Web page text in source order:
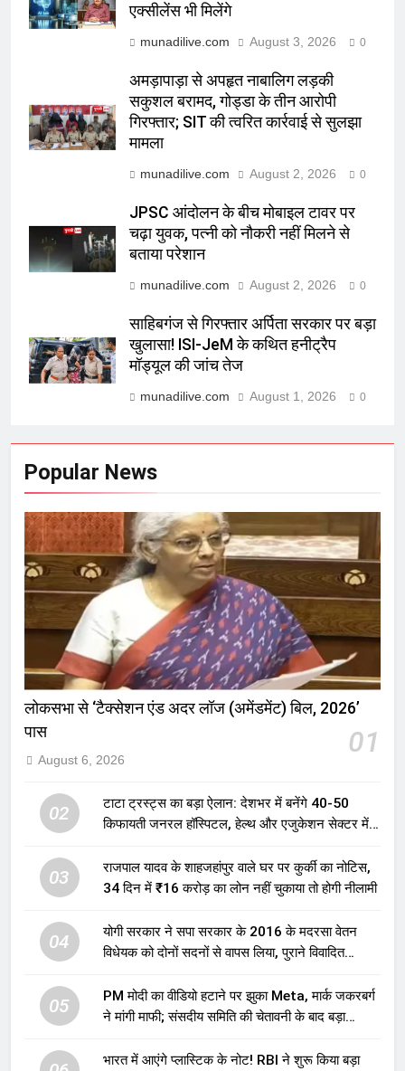
एक्सीलेंस भी मिलेंगे
munadilive.com August 3, 2026 0
अमड़ापाड़ा से अपहृत नाबालिग लड़की
सकुशल बरामद, गोड्डा के तीन आरोपी
गिरफ्तार; SIT की त्वरित कार्रवाई से सुलझा
मामला
munadilive.com August 2, 2026 0
JPSC आंदोलन के बीच मोबाइल टावर पर
चढ़ा युवक, पत्नी को नौकरी नहीं मिलने से
बताया परेशान
munadilive.com August 2, 2026 0
साहिबगंज से गिरफ्तार अर्पिता सरकार पर बड़ा
खुलासा! ISI-JeM के कथित हनीट्रैप
मॉड्यूल की जांच तेज
munadilive.com August 1, 2026 0
Popular News
लोकसभा से ‘टैक्सेशन एंड अदर लॉज (अमेंडमेंट) बिल, 2026’
पास
01
August 6, 2026
02
टाटा ट्रस्ट्स का बड़ा ऐलान: देशभर में बनेंगे 40-50
किफायती जनरल हॉस्पिटल, हेल्थ और एजुकेशन सेक्टर में
03
राजपाल यादव के शाहजहांपुर वाले घर पर कुर्की का नोटिस,
34 दिन में ₹16 करोड़ का लोन नहीं चुकाया तो होगी नीलामी
04
योगी सरकार ने सपा सरकार के 2016 के मदरसा वेतन
विधेयक को दोनों सदनों से वापस लिया, पुराने विवादित
05
PM मोदी का वीडियो हटाने पर झुका Meta, मार्क जकरबर्ग
ने मांगी माफी; संसदीय समिति की चेतावनी के बाद बड़ा
भारत में आएंगे प्लास्टिक के नोट! RBI ने शुरू किया बड़ा